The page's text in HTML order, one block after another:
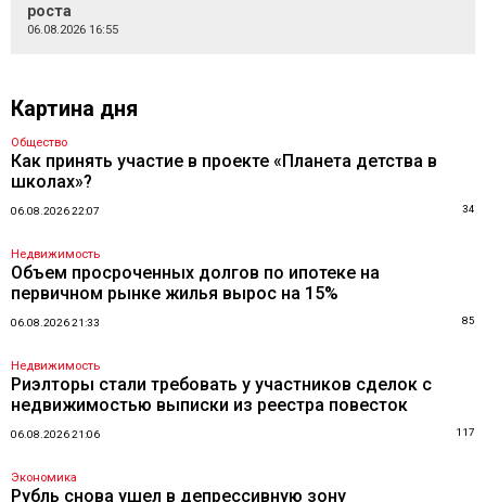
роста
06.08.2026 16:55
Картина дня
Общество
Как принять участие в проекте «Планета детства в
школах»?
06.08.2026 22:07 34
Недвижимость
Объем просроченных долгов по ипотеке на
первичном рынке жилья вырос на 15%
06.08.2026 21:33 85
Недвижимость
Риэлторы стали требовать у участников сделок с
недвижимостью выписки из реестра повесток
06.08.2026 21:06 117
Экономика
Рубль снова ушел в депрессивную зону